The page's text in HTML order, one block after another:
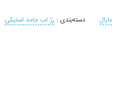
مارال دسته‌بندی : رژ لب جامد استیکی